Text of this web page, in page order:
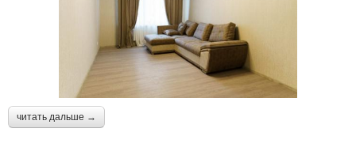
читать дальше →